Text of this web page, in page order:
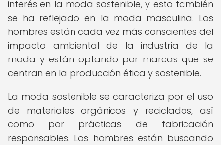
interés en la moda sostenible, y esto también
se ha reflejado en la moda masculina. Los
hombres están cada vez más conscientes del
impacto ambiental de la industria de la
moda y están optando por marcas que se
centran en la producción ética y sostenible.
La moda sostenible se caracteriza por el uso
de materiales orgánicos y reciclados, así
como por prácticas de fabricación
responsables. Los hombres están buscando